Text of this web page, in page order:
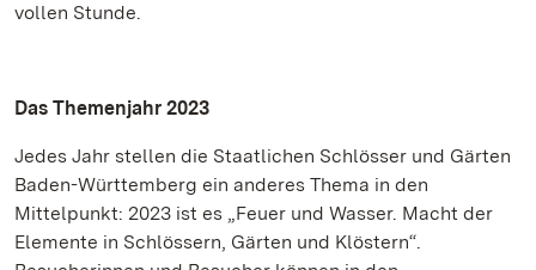
vollen Stunde.
Das Themenjahr 2023
Jedes Jahr stellen die Staatlichen Schlösser und Gärten
Baden-Württemberg ein anderes Thema in den
Mittelpunkt: 2023 ist es „Feuer und Wasser. Macht der
Elemente in Schlössern, Gärten und Klöstern“.